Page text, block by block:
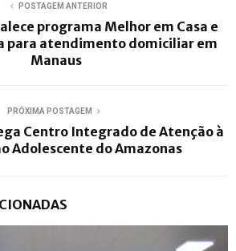
POSTAGEM ANTERIOR
programa Melhor em Casa e
para atendimento domiciliar em
Manaus
PRÓXIMA POSTAGEM
Centro Integrado de Atenção à
Adolescente do Amazonas